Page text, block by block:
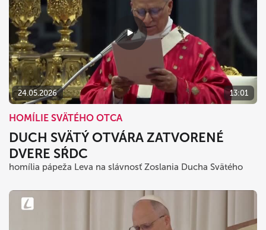
24.05.2026 13:01
HOMÍLIE SVÄTÉHO OTCA
DUCH SVÄTÝ OTVÁRA ZATVORENÉ
DVERE SŔDC
homília pápeža Leva na slávnosť Zoslania Ducha Svätého